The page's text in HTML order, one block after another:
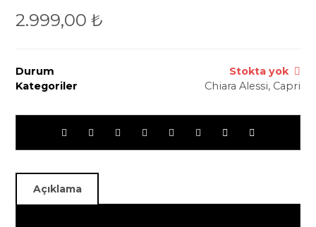
2.999,00₺
Durum
Stokta yok
Kategoriler
Chiara Alessi, Capri
Açıklama